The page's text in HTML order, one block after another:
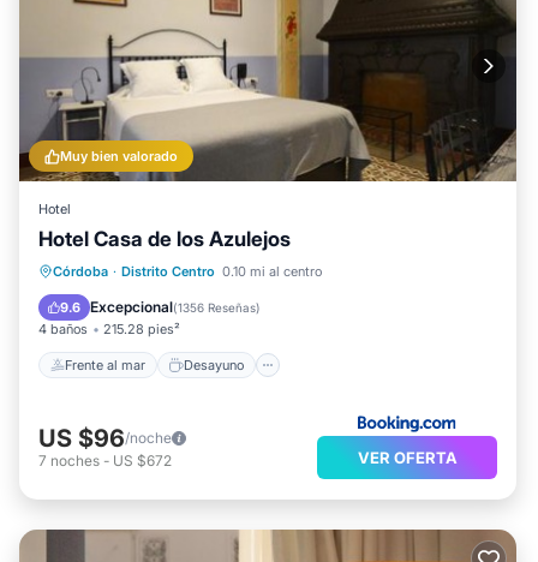
Muy bien valorado
Hotel
Hotel Casa de los Azulejos
Córdoba · Distrito Centro 0.10 mi al centro
9.6 Excepcional(1356 Reseñas)
4 baños 215.28 pies²
Frente al mar Desayuno
Frente al mar
Desayuno
Aparcamiento
Piscina
US $96/noche
7 noches - US $672 VER OFERTA